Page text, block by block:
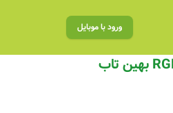
ورود با موبایل